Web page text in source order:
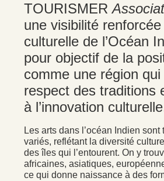
TOURISMER
une visibilité
culturelle de l’Océan
pour objectif de la
comme une région qui
respect des traditions
à l’innovation
Les arts dans l’océan Indien sont
variés, reflétant la diversité
des îles qui l’entourent. On y
africaines, asiatiques,
ce qui donne naissance à des